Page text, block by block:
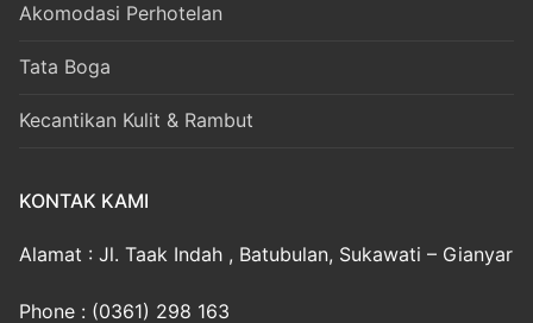
Akomodasi Perhotelan
Tata Boga
Kecantikan Kulit & Rambut
KONTAK KAMI
Alamat : Jl. Taak Indah , Batubulan, Sukawati – Gianyar
Phone : (0361) 298 163